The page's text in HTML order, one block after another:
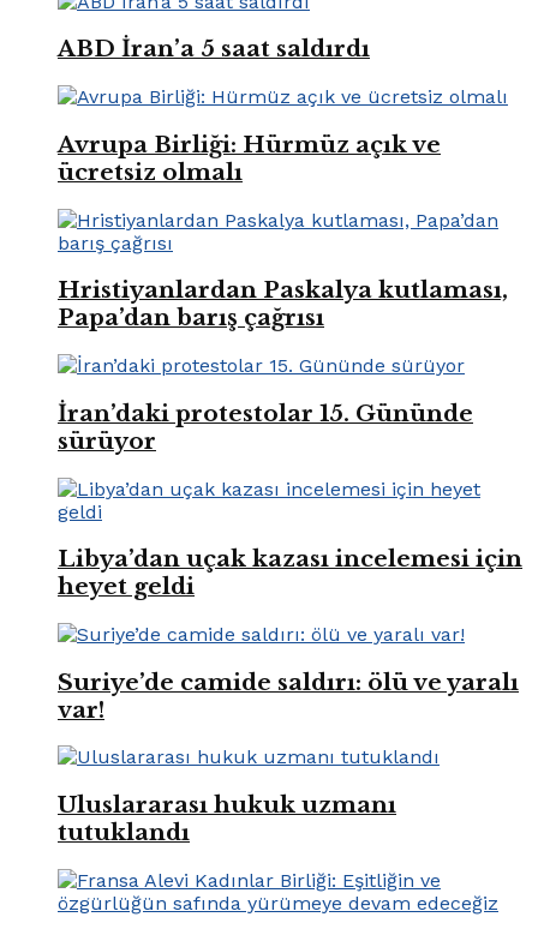
ABD İran’a 5 saat saldırdı
Avrupa Birliği: Hürmüz açık ve
ücretsiz olmalı
Hristiyanlardan Paskalya kutlaması,
Papa’dan barış çağrısı
İran’daki protestolar 15. Gününde
sürüyor
Libya’dan uçak kazası incelemesi için
heyet geldi
Suriye’de camide saldırı: ölü ve yaralı
var!
Uluslararası hukuk uzmanı
tutuklandı